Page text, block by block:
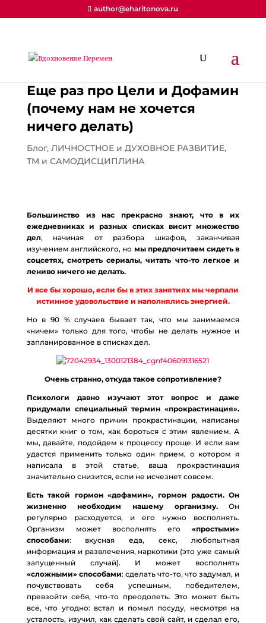
author@eharitonova.ru
Еще раз про Цели и Дофамин
(почему нам не хочется
ничего делать)
Блог, ЛИЧНОСТНОЕ и ДУХОВНОЕ РАЗВИТИЕ,
ТМ и САМОДИСЦИПЛИНА
Большинство из нас прекрасно знают, что в их
ежедневниках и разных списках висит множество
дел, начиная от разбора шкафов, заканчивая
изучением английского, но мы предпочитаем сидеть в
соцсетях, смотреть сериалы, читать что-то легкое и
лениво ничего не делать.
И все бы хорошо, если бы в этих занятиях мы черпали
истинное удовольствие и наполнялись энергией.
Но в 90 % случаев бывает так, что мы занимаемся
«ничем» только для того, чтобы не делать нужное и
запланированное в списках дел.
Очень странно, откуда такое сопротивление?
Психологи давно изучают этот вопрос и даже
придумали специальный термин «прокрастинация».
Выделяют много причин прокрастинации, написаны
десятки книг о том, как бороться с этим явлением. А
мы, давайте, подойдем к процессу проще. И если вам
удастся применить только один прием, о котором я
написала в этой статье, ваша прокрастинация
значительно снизится, если не исчезнет совсем.
Есть такой гормон «дофамин», гормон радости. Он
жизненно необходим нашему организму.Он
регулярно расходуется, и его нужно восполнять.
Организм может восполнять его«простыми»
способами: вкусная еда, секс, любопытная
информация и развлечения, наркотики (это уже самый
запущенный случай). И может восполнять
«сложными» способами: сделать что-то, что задумал, и
почувствовать себя успешным, победителем,
превзойти себя, что-то преодолеть. Это может быть
все, что угодно: встал и помыл посуду, несмотря на
усталость, изучил, как сделать свой сайт, и сделал его,